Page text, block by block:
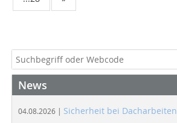
News
04.08.2026 | Sicherheit bei Dacharbeiten